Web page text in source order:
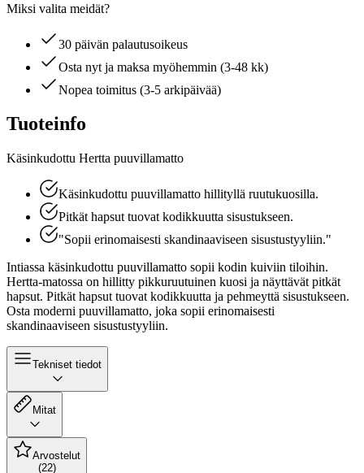
Miksi valita meidät?
30 päivän palautusoikeus
Osta nyt ja maksa myöhemmin (3-48 kk)
Nopea toimitus (3-5 arkipäivää)
Tuoteinfo
Käsinkudottu Hertta puuvillamatto
Käsinkudottu puuvillamatto hillityllä ruutukuosilla.​
Pitkät hapsut tuovat kodikkuutta sisustukseen.
"Sopii erinomaisesti skandinaaviseen sisustustyyliin."
Intiassa käsinkudottu puuvillamatto sopii kodin kuiviin tiloihin.
Hertta-matossa on hillitty pikkuruutuinen kuosi ja näyttävät pitkät
hapsut. Pitkät hapsut tuovat kodikkuutta ja pehmeyttä sisustukseen.
Osta moderni puuvillamatto, joka sopii erinomaisesti
skandinaaviseen sisustustyyliin.
Tekniset tiedot
Mitat
Arvostelut
(22)